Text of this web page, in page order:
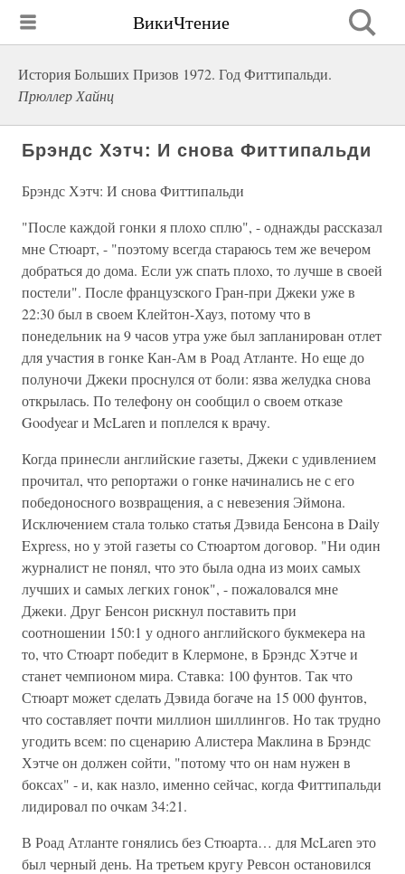
ВикиЧтение
История Больших Призов 1972. Год Фиттипальди.
Прюллер Хайнц
Брэндс Хэтч: И снова Фиттипальди
Брэндс Хэтч: И снова Фиттипальди
"После каждой гонки я плохо сплю", - однажды рассказал
мне Стюарт, - "поэтому всегда стараюсь тем же вечером
добраться до дома. Если уж спать плохо, то лучше в своей
постели". После французского Гран-при Джеки уже в
22:30 был в своем Клейтон-Хауз, потому что в
понедельник на 9 часов утра уже был запланирован отлет
для участия в гонке Кан-Ам в Роад Атланте. Но еще до
полуночи Джеки проснулся от боли: язва желудка снова
открылась. По телефону он сообщил о своем отказе
Goodyear и McLaren и поплелся к врачу.
Когда принесли английские газеты, Джеки с удивлением
прочитал, что репортажи о гонке начинались не с его
победоносного возвращения, а с невезения Эймона.
Исключением стала только статья Дэвида Бенсона в Daily
Express, но у этой газеты со Стюартом договор. "Ни один
журналист не понял, что это была одна из моих самых
лучших и самых легких гонок", - пожаловался мне
Джеки. Друг Бенсон рискнул поставить при
соотношении 150:1 у одного английского букмекера на
то, что Стюарт победит в Клермоне, в Брэндс Хэтче и
станет чемпионом мира. Ставка: 100 фунтов. Так что
Стюарт может сделать Дэвида богаче на 15 000 фунтов,
что составляет почти миллион шиллингов. Но так трудно
угодить всем: по сценарию Алистера Маклина в Брэндс
Хэтче он должен сойти, "потому что он нам нужен в
боксах" - и, как назло, именно сейчас, когда Фиттипальди
лидировал по очкам 34:21.
В Роад Атланте гонялись без Стюарта… для McLaren это
был черный день. На третьем кругу Ревсон остановился